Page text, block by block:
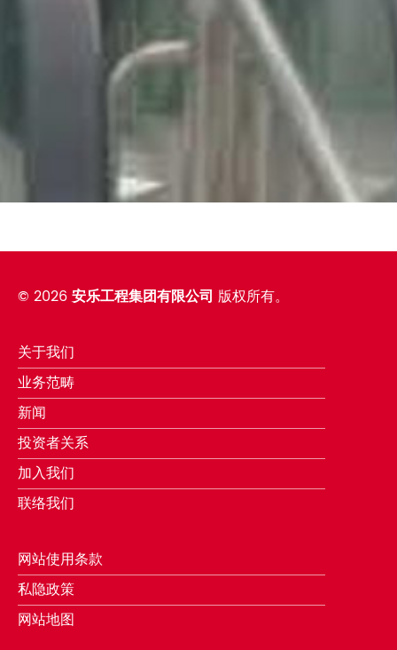
© 2026安乐工程集团有限公司 版权所有。
关于我们
业务范畴
新闻
投资者关系
加入我们
联络我们
网站使用条款
私隐政策
网站地图